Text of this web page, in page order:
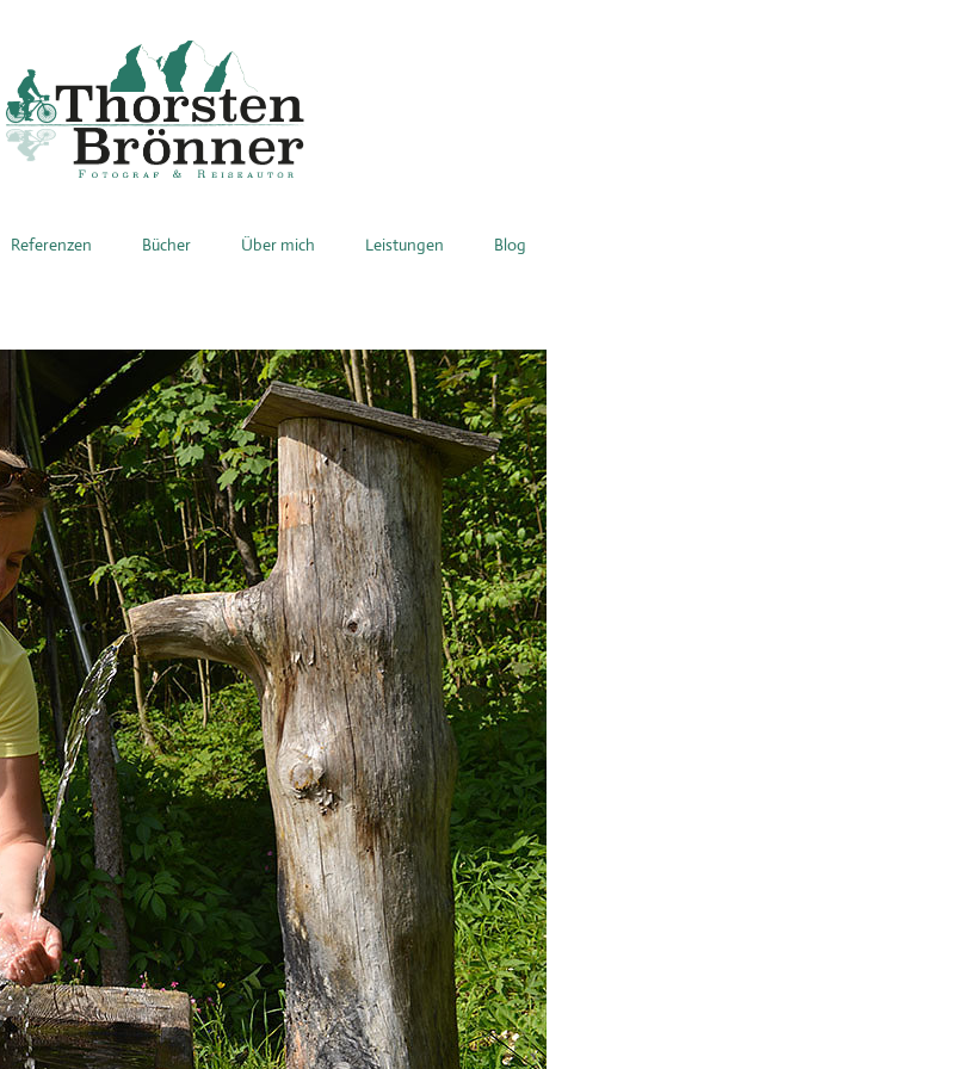
Referenzen Bücher Über mich Leistungen Blog